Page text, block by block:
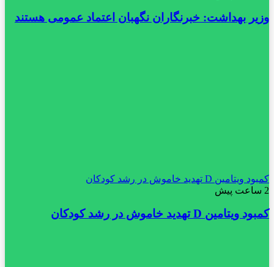
وزیر بهداشت: خبرنگاران نگهبان اعتماد عمومی هستند
کمبود ویتامین D تهدید خاموش در رشد کودکان
2 ساعت پیش
کمبود ویتامین D تهدید خاموش در رشد کودکان